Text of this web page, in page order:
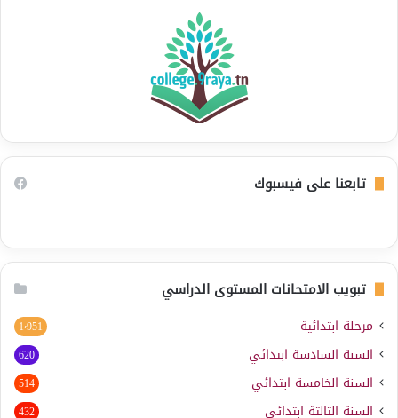
تابعنا على فيسبوك
تبويب الامتحانات المستوى الدراسي
مرحلة ابتدائية 1٬951
السنة السادسة ابتدائي 620
السنة الخامسة ابتدائي 514
السنة الثالثة ابتدائي 432